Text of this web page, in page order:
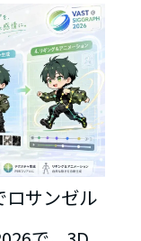
ロサンゼル